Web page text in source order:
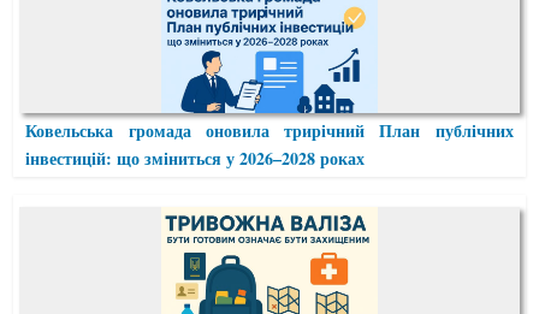
Ковельська громада оновила трирічний План публічних
інвестицій: що зміниться у 2026–2028 роках